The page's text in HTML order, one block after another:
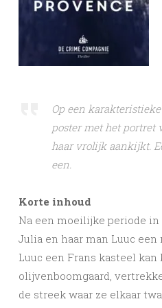
Op een
poster met het portret
haar vrolijk aankijkt.
een.
Korte inhoud
Na een moeilijke periode
Julia en haar man Luuc
Luuc een Frans kasteel
olijvenboomgaard,
de streek waar ze elkaar